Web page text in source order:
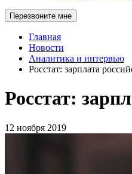
Перезвоните мне
Главная
Новости
Аналитика и интервью
Росстат: зарплата
Росстат:
12 ноября 2019